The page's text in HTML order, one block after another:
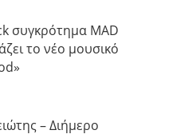
συγκρότημα MAD
το νέο μουσικό
– Διήμερο